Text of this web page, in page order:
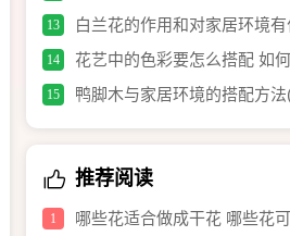
(图)
13 白兰花的作用和对家居环境
14
花艺中的色彩要怎么搭配 如
彩(图)
15 鸭脚木与家居环境的搭配方法
推荐阅读
1 哪些花适合做成干花 哪些花